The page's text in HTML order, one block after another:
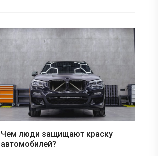
Чем люди защищают краску
автомобилей?